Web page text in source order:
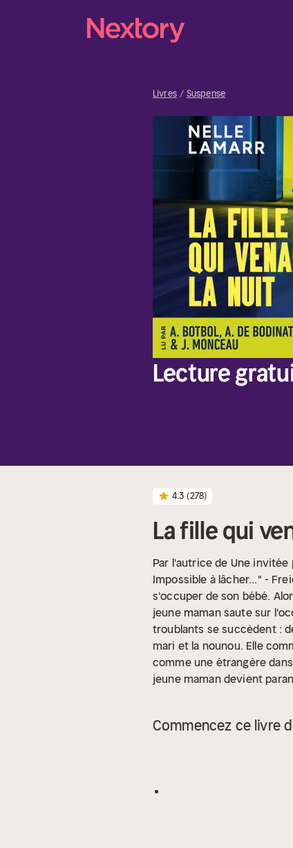
Livres Suspense
Lecture
4.3 (278)
La fille qui
Par l'autrice de Une
Impossible à lâcher..." -
s'occuper de son bébé.
jeune maman saute sur
troublants se succèdent :
mari et la nounou. Elle
comme une étrangère
jeune maman devient
Commencez ce livre